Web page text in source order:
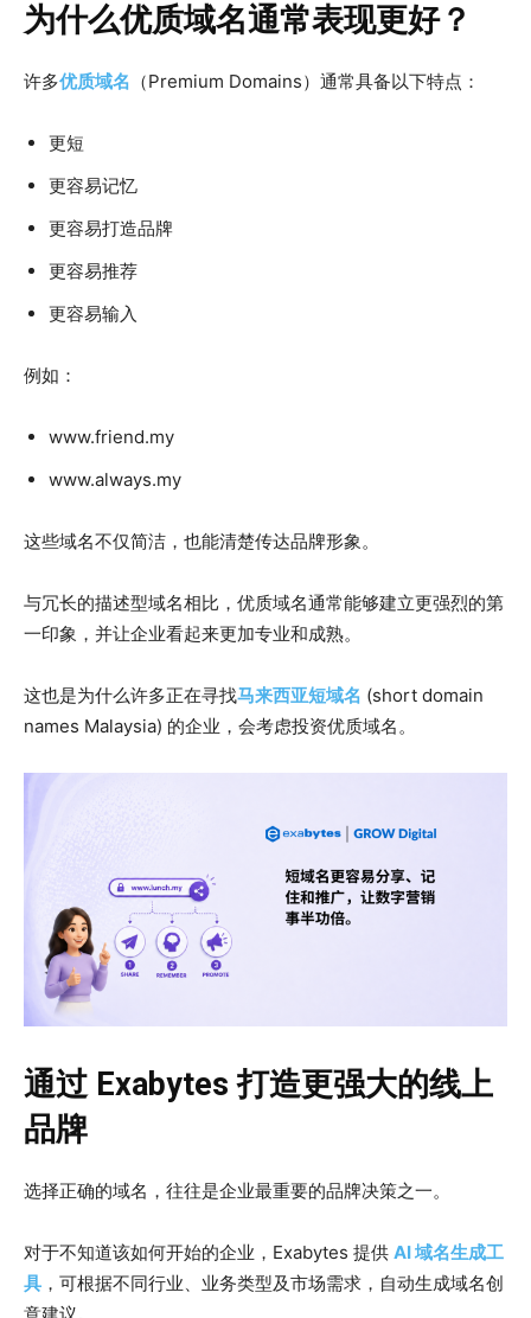
为什么优质域名通常表现更好？
许多优质域名 （Premium Domains）通常具备以下特点：
更短
更容易记忆
更容易打造品牌
更容易推荐
更容易输入
例如：
www.friend.my
www.always.my
这些域名不仅简洁，也能清楚传达品牌形象。
与冗长的描述型域名相比，优质域名通常能够建立更强烈的第
一印象，并让企业看起来更加专业和成熟。
这也是为什么许多正在寻找马来西亚短域名 (short domain
names Malaysia) 的企业，会考虑投资优质域名。
通过 Exabytes 打造更强大的线上
品牌
选择正确的域名，往往是企业最重要的品牌决策之一。
对于不知道该如何开始的企业，Exabytes 提供 AI 域名生成工
具 ，可根据不同行业、业务类型及市场需求，自动生成域名创